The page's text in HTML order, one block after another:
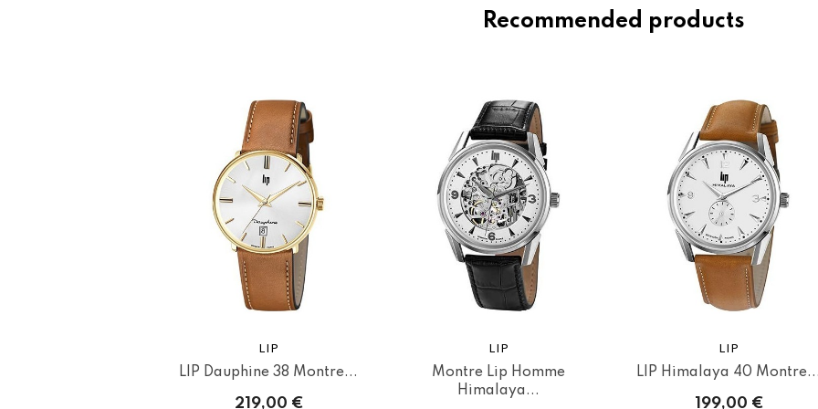
Recommended products
LIP
LIP Dauphine 38 Montre...
219,00 €
LIP
Montre Lip Homme
Himalaya...
LIP
LIP Himalaya 40
199,00 €